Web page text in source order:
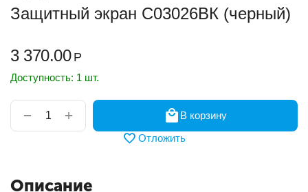
Защитный экран С03026ВК (черный)
3 370.00 Р
Доступность: 1 шт.
+
−
В корзину
Отложить
Описание